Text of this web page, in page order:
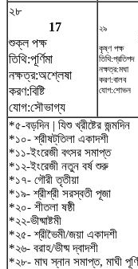
২৮
17
শুক্ল পক্ষ
তিথি:পূর্ণিমা
নক্ষত্র:অশ্লেষা
করণ:বিষ্টি
যোগ:সৌভাগ্য
২৯
কৃষ্ণ পক্ষ
তিথি:প্রতিপদ
নক্ষত্র:মঘা
করণ:বালব
যোগ:শোভন
*৫-বড়দিন | যিশু খ্রীষ্টের জন্মদিন
*১০- শ্রীষট্‌তিলা একাদশী
*১১-ইংরেজী বৎসর সমাপ্ত
*১২-ইংরেজী নতুন বর্ষ শুরু
*১৭- গৌরী তৃতীয়া
*১৯- শ্রীশ্রী সরস্বতী পূজা
*২০- শীতলা ষষ্ঠী
*২২-ভীষ্মাষ্টমী
*২৫- শ্রীভৈমী/জয়া একাদশী
*২৬- বরাহ/ভীষ্ম দ্বাদশী
*২৮- মাঘ স্নান সমাপ্ত, মাঘী